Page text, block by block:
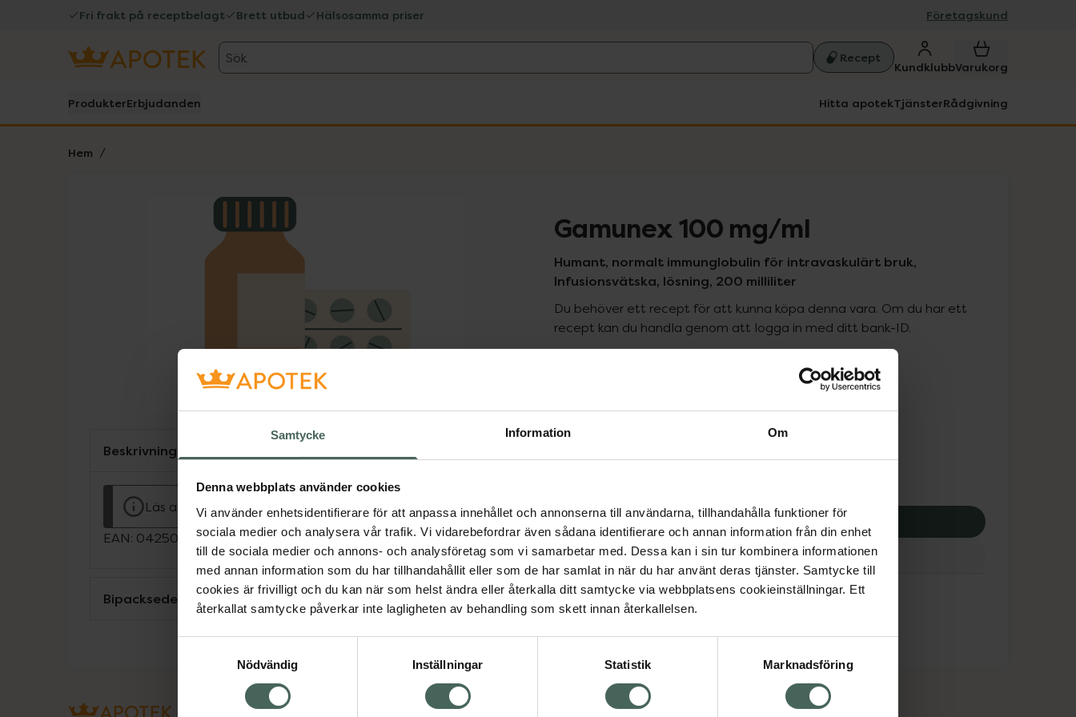
Samtycke Information Om
Denna webbplats använder cookies
Vi använder enhetsidentifierare för att anpassa innehållet och annonserna till användarna, tillhandahålla funktioner för
sociala medier och analysera vår trafik. Vi vidarebefordrar även sådana identifierare och annan information från din enhet
till de sociala medier och annons- och analysföretag som vi samarbetar med. Dessa kan i sin tur kombinera informationen
med annan information som du har tillhandahållit eller som de har samlat in när du har använt deras tjänster. Samtycke till
cookies är frivilligt och du kan när som helst ändra eller återkalla ditt samtycke via webbplatsens cookieinställningar. Ett
återkallat samtycke påverkar inte lagligheten av behandling som skett innan återkallelsen.
Nödvändig
Inställningar Statistik Marknadsföring
Fri frakt på receptbelagt Brett utbud Hälsosamma priser Företagskund
Sök Recept
KundklubbVarukorg
ProdukterErbjudanden Hitta apotekTjänsterRådgivning
Hem
Lista: . Innehåller 1 objekt. Gamunex 100 mg/ml
Humant, normalt immunglobulin för intravaskulärt bruk,
Infusionsvätska, lösning, 200 milliliter
Du behöver ett recept för att kunna köpa denna vara. Om du har ett
recept kan du handla genom att logga in med ditt bank-ID.
Pris med recept
13373,25 kr
Köp via ditt recept
Aktuella erbjudanden
Beskrivning
Läs alltid bipacksedeln innan användning.
EAN: 04250414900205
Bipacksedel från FASS Visa
Om recept och läkemedel